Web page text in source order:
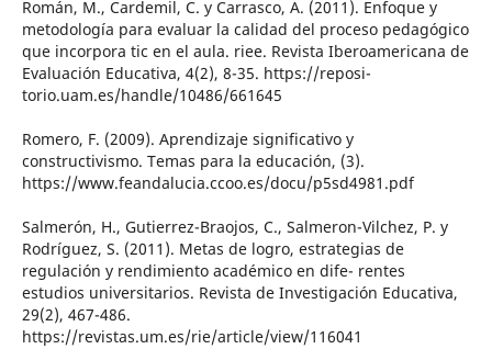
Román, M., Cardemil, C. y Carrasco, A. (2011). Enfoque y
metodología para evaluar la calidad del proceso pedagógico
que incorpora tic en el aula. riee. Revista Iberoamericana de
Evaluación Educativa, 4(2), 8-35. https://reposi-
torio.uam.es/handle/10486/661645
Romero, F. (2009). Aprendizaje significativo y
constructivismo. Temas para la educación, (3).
https://www.feandalucia.ccoo.es/docu/p5sd4981.pdf
Salmerón, H., Gutierrez-Braojos, C., Salmeron-Vilchez, P. y
Rodríguez, S. (2011). Metas de logro, estrategias de
regulación y rendimiento académico en dife- rentes
estudios universitarios. Revista de Investigación Educativa,
29(2), 467-486.
https://revistas.um.es/rie/article/view/116041